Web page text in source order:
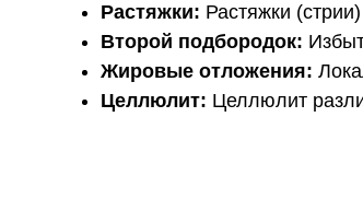
Растяжки: Растяжки
Второй подбородок:
Жировые отложения:
Целлюлит: Целлюлит